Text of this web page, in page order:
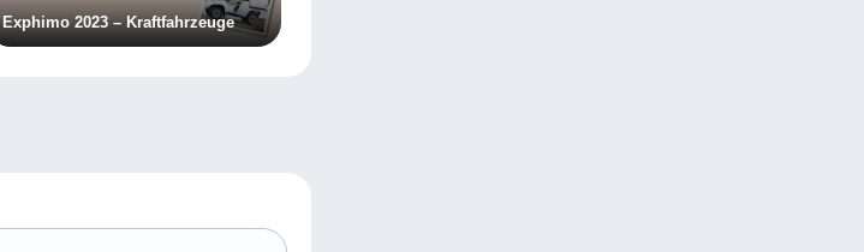
Exphimo 2023 – Kraftfahrzeuge